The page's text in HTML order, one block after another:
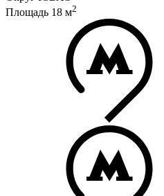
Площадь 18 м2